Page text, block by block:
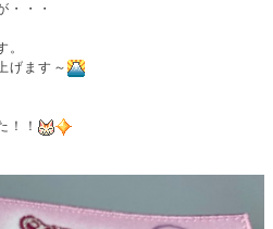
・・・
。
げます～
！！